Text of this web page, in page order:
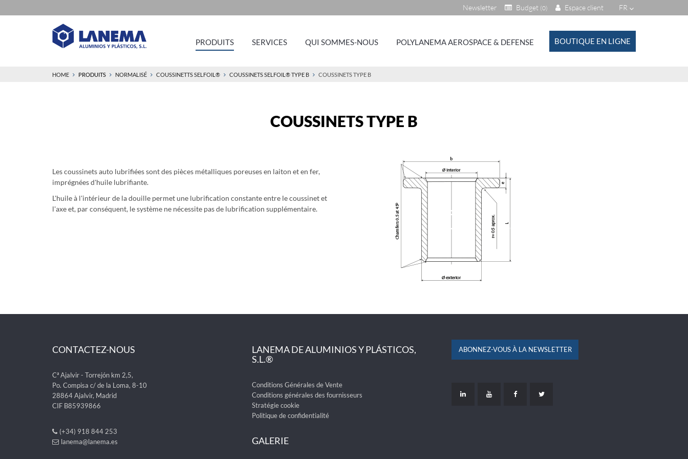
FR
Espace client
Budget (0)
Newsletter
PRODUITS SERVICES QUI SOMMES-NOUS POLYLANEMA AEROSPACE & DEFENSE BOUTIQUE EN LIGNE
HOME PRODUITS NORMALISÉ COUSSINETTS SELFOIL® COUSSINETS SELFOIL® TYPE B COUSSINETS TYPE B
COUSSINETS TYPE B
Les coussinets auto lubrifiées sont des pièces métalliques poreuses en laiton et en fer,
imprégnées d'huile lubrifiante.
L'huile à l'intérieur de la douille permet une lubrification constante entre le coussinet et
l'axe et, par conséquent, le système ne nécessite pas de lubrification supplémentaire.
CONTACTEZ-NOUS
Cª Ajalvir - Torrejón km 2,5,
Po. Compisa c/ de la Loma, 8-10
28864 Ajalvir, Madrid
CIF B85939866
(+34) 918 844 253
lanema@lanema.es
LANEMA DE ALUMINIOS Y PLÁSTICOS,
S.L.®
Conditions Générales de Vente
Conditions générales des fournisseurs
Stratégie cookie
Politique de confidentialité
GALERIE
ABONNEZ-VOUS À LA NEWSLETTER